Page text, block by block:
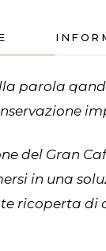
parola
del Gran
in una
ricoperta di